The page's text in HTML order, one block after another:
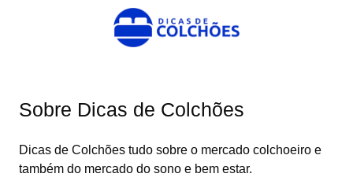
Sobre Dicas de Colchões
Dicas de Colchões tudo sobre o mercado colchoeiro e
também do mercado do sono e bem estar.